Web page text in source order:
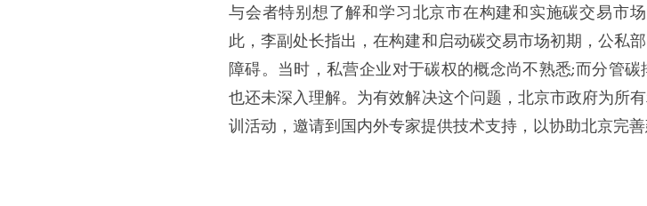
与会者特别想了解和学习北京市在构建和实施碳交易市
此，李副处长指出，在构建和启动碳交易市场初期，公私
障碍。当时，私营企业对于碳权的概念尚不熟悉;而分管
也还未深入理解。为有效解决这个问题，北京市政府为所
训活动，邀请到国内外专家提供技术支持，以协助北京完善